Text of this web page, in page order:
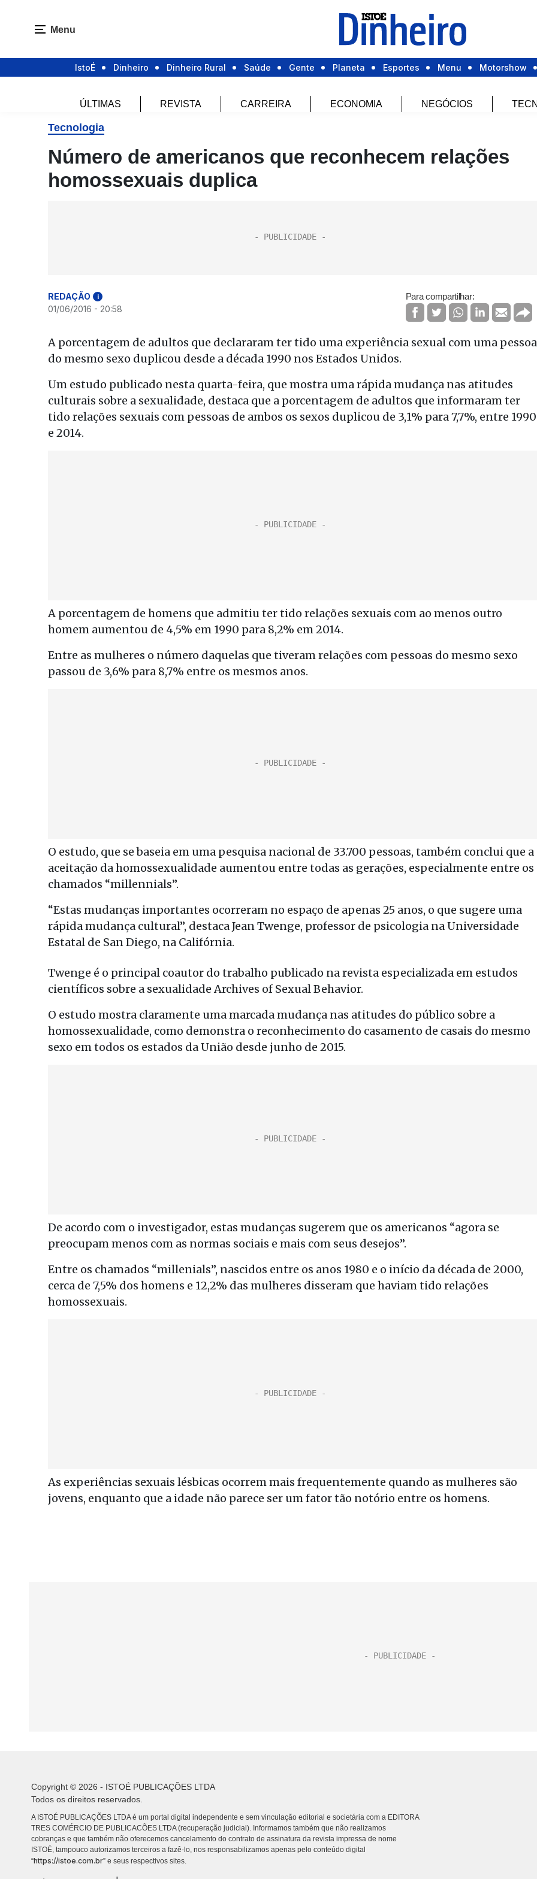
Menu
IstoÉ Dinheiro Dinheiro Rural Saúde Gente Planeta Esportes Menu Motorshow
ÚLTIMAS REVISTA CARREIRA ECONOMIA NEGÓCIOS
Tecnologia
Número de americanos que reconhecem relações
homossexuais duplica
REDAÇÃO i
01/06/2016 - 20:58
Para compartilhar:
A porcentagem de adultos que declararam ter tido uma experiência sexual com uma pessoa
do mesmo sexo duplicou desde a década 1990 nos Estados Unidos.
Um estudo publicado nesta quarta-feira, que mostra uma rápida mudança nas atitudes
culturais sobre a sexualidade, destaca que a porcentagem de adultos que informaram ter
tido relações sexuais com pessoas de ambos os sexos duplicou de 3,1% para 7,7%, entre 1990
e 2014.
A porcentagem de homens que admitiu ter tido relações sexuais com ao menos outro
homem aumentou de 4,5% em 1990 para 8,2% em 2014.
Entre as mulheres o número daquelas que tiveram relações com pessoas do mesmo sexo
passou de 3,6% para 8,7% entre os mesmos anos.
O estudo, que se baseia em uma pesquisa nacional de 33.700 pessoas, também conclui que a
aceitação da homossexualidade aumentou entre todas as gerações, especialmente entre os
chamados “millennials”.
“Estas mudanças importantes ocorreram no espaço de apenas 25 anos, o que sugere uma
rápida mudança cultural”, destaca Jean Twenge, professor de psicologia na Universidade
Estatal de San Diego, na Califórnia.
Twenge é o principal coautor do trabalho publicado na revista especializada em estudos
científicos sobre a sexualidade Archives of Sexual Behavior.
O estudo mostra claramente uma marcada mudança nas atitudes do público sobre a
homossexualidade, como demonstra o reconhecimento do casamento de casais do mesmo
sexo em todos os estados da União desde junho de 2015.
De acordo com o investigador, estas mudanças sugerem que os americanos “agora se
preocupam menos com as normas sociais e mais com seus desejos”.
Entre os chamados “millenials”, nascidos entre os anos 1980 e o início da década de 2000,
cerca de 7,5% dos homens e 12,2% das mulheres disseram que haviam tido relações
homossexuais.
As experiências sexuais lésbicas ocorrem mais frequentemente quando as mulheres são
jovens, enquanto que a idade não parece ser um fator tão notório entre os homens.
Copyright © 2026 - ISTOÉ PUBLICAÇÕES LTDA
Todos os direitos reservados.
A ISTOÉ PUBLICAÇÕES LTDA é um portal digital independente e sem vinculação editorial e societária com a EDITORA
TRES COMÉRCIO DE PUBLICACÕES LTDA (recuperação judicial). Informamos também que não realizamos
cobranças e que também não oferecemos cancelamento do contrato de assinatura da revista impressa de nome
ISTOÉ, tampouco autorizamos terceiros a fazê-lo, nos responsabilizamos apenas pelo conteúdo digital
“https://istoe.com.br” e seus respectivos sites.